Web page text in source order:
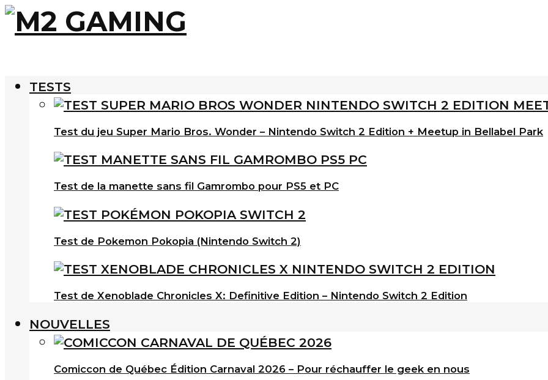
TESTS
Test du jeu Super Mario Bros. Wonder – Nintendo Switch 2 Edition + Meetup in Bellabel Park
Test de la manette sans fil Gamrombo pour PS5 et PC
Test de Pokemon Pokopia (Nintendo Switch 2)
Test de Xenoblade Chronicles X: Definitive Edition – Nintendo Switch 2 Edition
NOUVELLES
Comiccon de Québec Édition Carnaval 2026 – Pour réchauffer le geek en nous